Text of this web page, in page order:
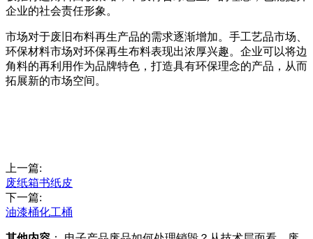
企业的社会责任形象。
市场对于废旧布料再生产品的需求逐渐增加。手工艺品市场、
环保材料市场对环保再生布料表现出浓厚兴趣。企业可以将边
角料的再利用作为品牌特色，打造具有环保理念的产品，从而
拓展新的市场空间。
上一篇:
废纸箱书纸皮
下一篇:
油漆桶化工桶